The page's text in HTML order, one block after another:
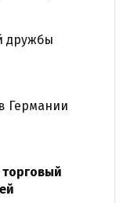
дружбы
Германии